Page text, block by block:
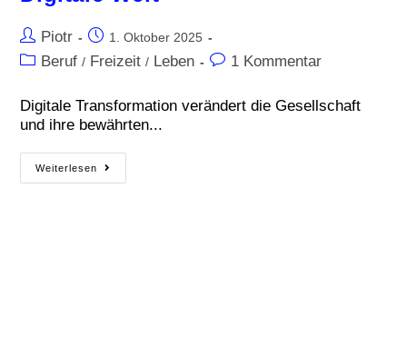
Piotr 1. Oktober 2025
Beruf / Freizeit / Leben 1 Kommentar
Digitale Transformation verändert die Gesellschaft
und ihre bewährten...
Weiterlesen